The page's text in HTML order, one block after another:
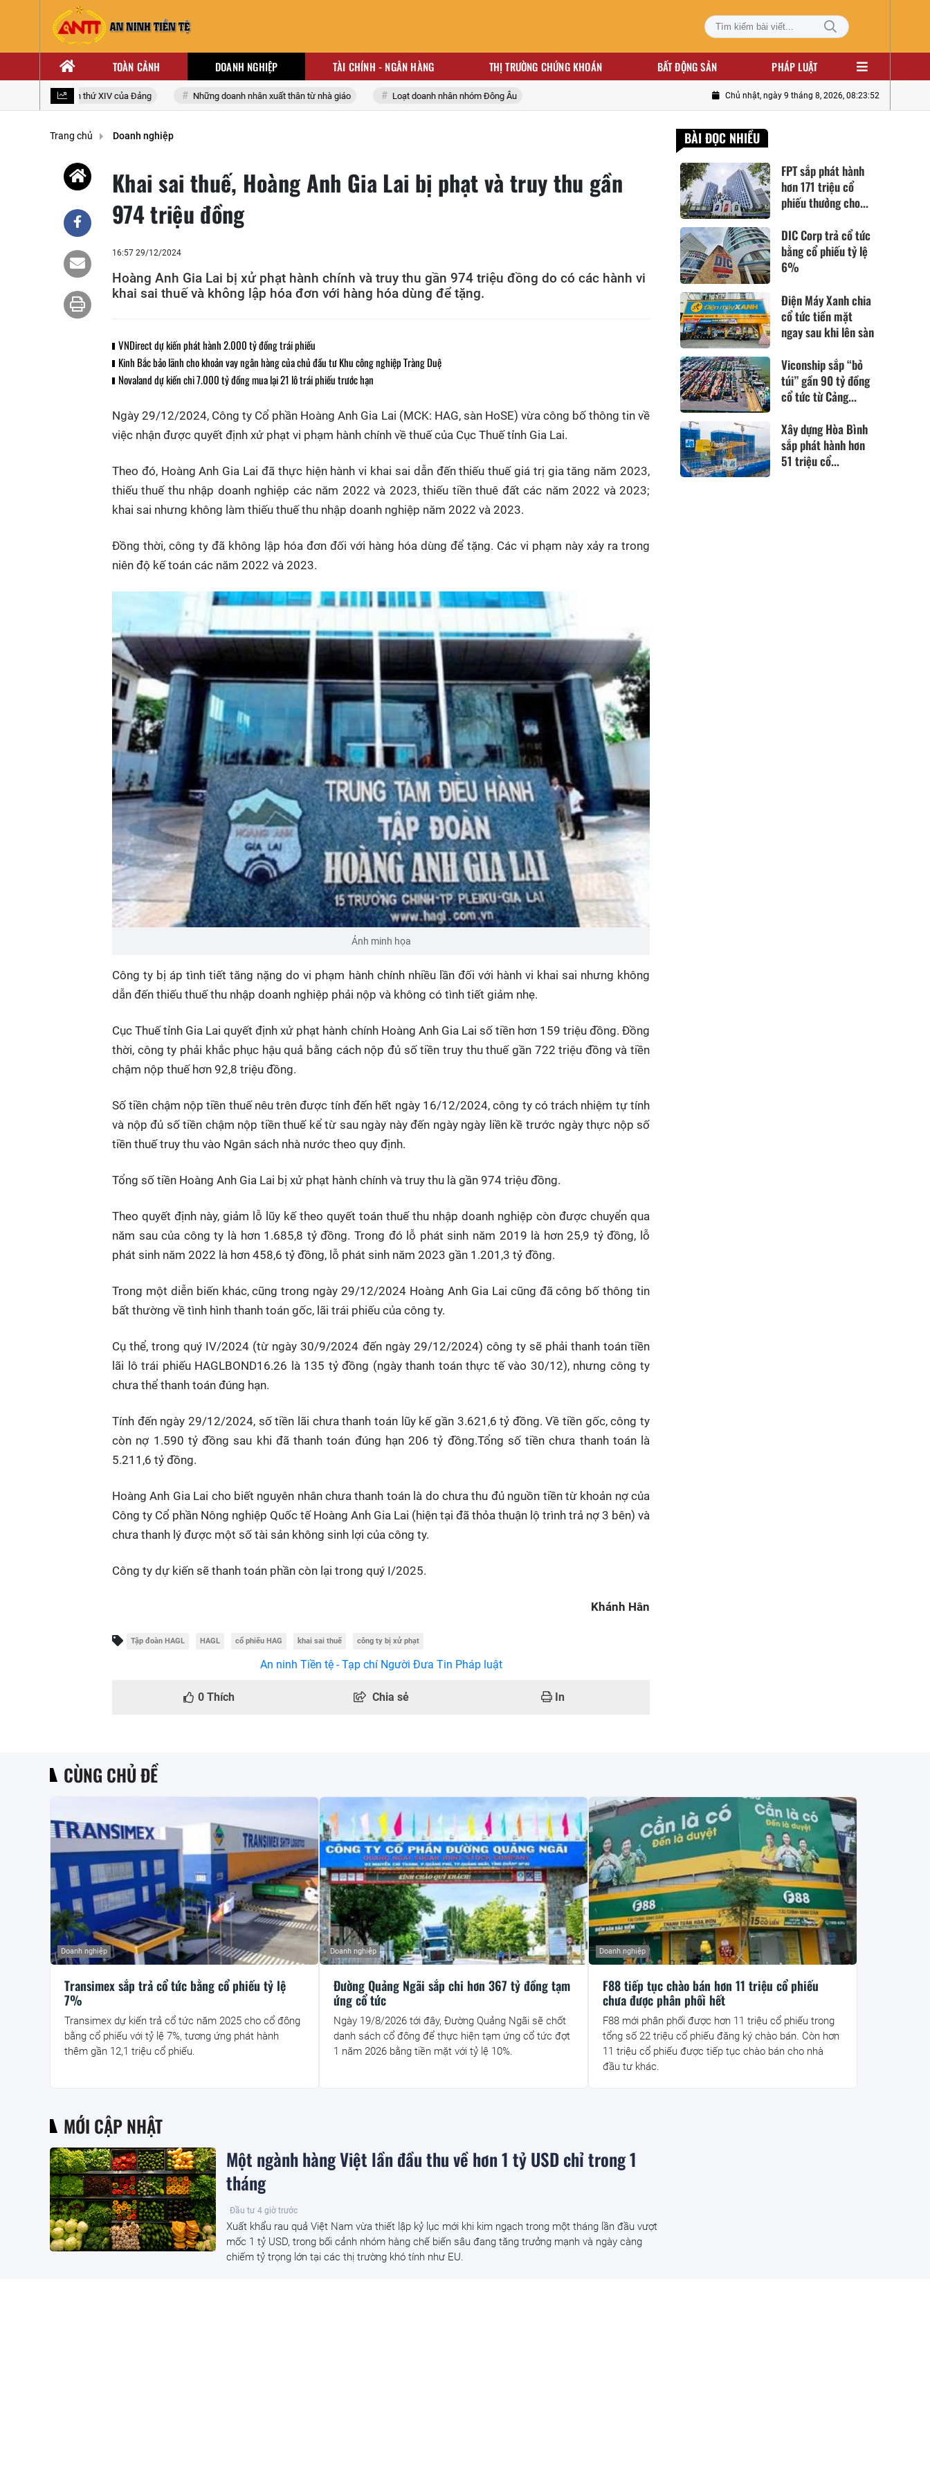
TOÀN CẢNH DOANH NGHIỆP TÀI CHÍNH - NGÂN HÀNG THỊ TRƯỜNG CHỨNG KHOÁN BẤT ĐỘNG SẢN PHÁP LUẬT
toàn quốc lần thứ XIV của Đảng Những doanh nhân xuất thân từ nhà giáo Loạt doanh nhân nhóm Đông Âu Chủ nhật, ngày 9 tháng 8, 2026, 08:23:53
Trang chủ Doanh nghiệp
Khai sai thuế, Hoàng Anh Gia Lai bị phạt và truy thu gần
974 triệu đồng
16:57 29/12/2024
Hoàng Anh Gia Lai bị xử phạt hành chính và truy thu gần 974 triệu đồng do có các hành vi
khai sai thuế và không lập hóa đơn với hàng hóa dùng để tặng.
VNDirect dự kiến phát hành 2.000 tỷ đồng trái phiếu
Kinh Bắc bảo lãnh cho khoản vay ngân hàng của chủ đầu tư Khu công nghiệp Tràng Duệ
Novaland dự kiến chi 7.000 tỷ đồng mua lại 21 lô trái phiếu trước hạn
Ngày 29/12/2024, Công ty Cổ phần Hoàng Anh Gia Lai (MCK: HAG, sàn HoSE) vừa công bố thông tin về
việc nhận được quyết định xử phạt vi phạm hành chính về thuế của Cục Thuế tỉnh Gia Lai.
Theo đó, Hoàng Anh Gia Lai đã thực hiện hành vi khai sai dẫn đến thiếu thuế giá trị gia tăng năm 2023,
thiếu thuế thu nhập doanh nghiệp các năm 2022 và 2023, thiếu tiền thuê đất các năm 2022 và 2023;
khai sai nhưng không làm thiếu thuế thu nhập doanh nghiệp năm 2022 và 2023.
Đồng thời, công ty đã không lập hóa đơn đối với hàng hóa dùng để tặng. Các vi phạm này xảy ra trong
niên độ kế toán các năm 2022 và 2023.
Ảnh minh họa
Công ty bị áp tình tiết tăng nặng do vi phạm hành chính nhiều lần đối với hành vi khai sai nhưng không
dẫn đến thiếu thuế thu nhập doanh nghiệp phải nộp và không có tình tiết giảm nhẹ.
Cục Thuế tỉnh Gia Lai quyết định xử phạt hành chính Hoàng Anh Gia Lai số tiền hơn 159 triệu đồng. Đồng
thời, công ty phải khắc phục hậu quả bằng cách nộp đủ số tiền truy thu thuế gần 722 triệu đồng và tiền
chậm nộp thuế hơn 92,8 triệu đồng.
Số tiền chậm nộp tiền thuế nêu trên được tính đến hết ngày 16/12/2024, công ty có trách nhiệm tự tính
và nộp đủ số tiền chậm nộp tiền thuế kể từ sau ngày này đến ngày ngày liền kề trước ngày thực nộp số
tiền thuế truy thu vào Ngân sách nhà nước theo quy định.
Tổng số tiền Hoàng Anh Gia Lai bị xử phạt hành chính và truy thu là gần 974 triệu đồng.
Theo quyết định này, giảm lỗ lũy kế theo quyết toán thuế thu nhập doanh nghiệp còn được chuyển qua
năm sau của công ty là hơn 1.685,8 tỷ đồng. Trong đó lỗ phát sinh năm 2019 là hơn 25,9 tỷ đồng, lỗ
phát sinh năm 2022 là hơn 458,6 tỷ đồng, lỗ phát sinh năm 2023 gần 1.201,3 tỷ đồng.
Trong một diễn biến khác, cũng trong ngày 29/12/2024 Hoàng Anh Gia Lai cũng đã công bố thông tin
bất thường về tình hình thanh toán gốc, lãi trái phiếu của công ty.
Cụ thể, trong quý IV/2024 (từ ngày 30/9/2024 đến ngày 29/12/2024) công ty sẽ phải thanh toán tiền
lãi lô trái phiếu HAGLBOND16.26 là 135 tỷ đồng (ngày thanh toán thực tế vào 30/12), nhưng công ty
chưa thể thanh toán đúng hạn.
Tính đến ngày 29/12/2024, số tiền lãi chưa thanh toán lũy kế gần 3.621,6 tỷ đồng. Về tiền gốc, công ty
còn nợ 1.590 tỷ đồng sau khi đã thanh toán đúng hạn 206 tỷ đồng.Tổng số tiền chưa thanh toán là
5.211,6 tỷ đồng.
Hoàng Anh Gia Lai cho biết nguyên nhân chưa thanh toán là do chưa thu đủ nguồn tiền từ khoản nợ của
Công ty Cổ phần Nông nghiệp Quốc tế Hoàng Anh Gia Lai (hiện tại đã thỏa thuận lộ trình trả nợ 3 bên) và
chưa thanh lý được một số tài sản không sinh lợi của công ty.
Công ty dự kiến sẽ thanh toán phần còn lại trong quý I/2025.
Khánh Hân
Tập đoàn HAGL HAGL cổ phiếu HAG khai sai thuế công ty bị xử phạt
An ninh Tiền tệ - Tạp chí Người Đưa Tin Pháp luật
0 Thích Chia sẻ In
BÀI ĐỌC NHIỀU
FPT sắp phát hành
hơn 171 triệu cổ
phiếu thưởng cho...
DIC Corp trả cổ tức
bằng cổ phiếu tỷ lệ
6%
Điện Máy Xanh chia
cổ tức tiền mặt
ngay sau khi lên sàn
Viconship sắp “bỏ
túi” gần 90 tỷ đồng
cổ tức từ Cảng...
Xây dựng Hòa Bình
sắp phát hành hơn
51 triệu cổ...
CÙNG CHỦ ĐỀ
Transimex sắp trả cổ tức bằng cổ phiếu tỷ lệ
7%
Doanh nghiệp
Transimex dự kiến trả cổ tức năm 2025 cho cổ đông
bằng cổ phiếu với tỷ lệ 7%, tương ứng phát hành
thêm gần 12,1 triệu cổ phiếu.
Đường Quảng Ngãi sắp chi hơn 367 tỷ đồng tạm
ứng cổ tức
Doanh nghiệp
Ngày 19/8/2026 tới đây, Đường Quảng Ngãi sẽ chốt
danh sách cổ đông để thực hiện tạm ứng cổ tức đợt
1 năm 2026 bằng tiền mặt với tỷ lệ 10%.
F88 tiếp tục chào bán hơn 11 triệu cổ phiếu
chưa được phân phối hết
Doanh nghiệp
F88 mới phân phối được hơn 11 triệu cổ phiếu trong
tổng số 22 triệu cổ phiếu đăng ký chào bán. Còn hơn
11 triệu cổ phiếu được tiếp tục chào bán cho nhà
đầu tư khác.
MỚI CẬP NHẬT
Một ngành hàng Việt lần đầu thu về hơn 1 tỷ USD chỉ trong 1
tháng
Đầu tư 4 giờ trước
Xuất khẩu rau quả Việt Nam vừa thiết lập kỷ lục mới khi kim ngạch trong một tháng lần đầu vượt
mốc 1 tỷ USD, trong bối cảnh nhóm hàng chế biến sâu đang tăng trưởng mạnh và ngày càng
chiếm tỷ trọng lớn tại các thị trường khó tính như EU.